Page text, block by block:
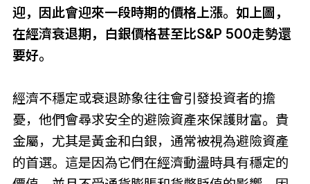
迎，因此會迎來一段時期的價格上漲。如上圖，
在經濟衰退期，白銀價格甚至比S&P 500走勢還
要好。
經濟不穩定或衰退跡象往往會引發投資者的擔
憂，他們會尋求安全的避險資產來保護財富。貴
金屬，尤其是黃金和白銀，通常被視為避險資產
的首選。這是因為它們在經濟動盪時具有穩定的